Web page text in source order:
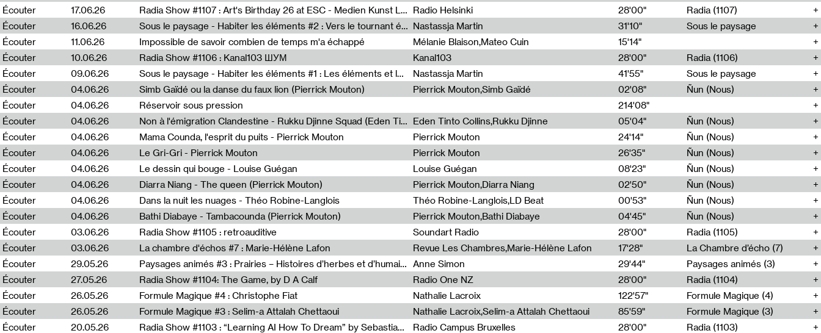
Écouter
17.06.26 Radia Show #1107 : Art's Birthday 26 at ESC - Medien Kunst Labor Radio Helsinki 28'00"
Radia (1107)
Écouter
16.06.26 Sous le paysage - Habiter les éléments #2 : Vers le tournant élémentaire Nastassja Martin 31'10"
Sous le paysage
Écouter
11.06.26 Impossible de savoir combien de temps m'a échappé Mélanie Blaison,Mateo Cuin
15'14"
Écouter
10.06.26 Radia Show #1106 : Kanal103 ШУМ Kanal103 28'00"
Radia (1106)
Écouter
09.06.26 Sous le paysage - Habiter les éléments #1 : Les éléments et les débordements du vivant Nastassja Martin 41'55"
Sous le paysage
Écouter
04.06.26 Simb Gaïdé ou la danse du faux lion (Pierrick Mouton) Pierrick Mouton,Simb Gaïdé 02'08"
Ñun (Nous)
Écouter
04.06.26 Réservoir sous pression
214'08"
Écouter
04.06.26 Non à l'émigration Clandestine - Rukku Djinne Squad (Eden Tinto Collins) Eden Tinto Collins,Rukku Djinne 05'04"
Ñun (Nous)
Écouter
04.06.26 Mama Counda, l'esprit du puits - Pierrick Mouton Pierrick Mouton 24'14"
Ñun (Nous)
Écouter
04.06.26 Le Gri-Gri - Pierrick Mouton Pierrick Mouton 26'35"
Ñun (Nous)
Écouter
04.06.26 Le dessin qui bouge - Louise Guégan Louise Guégan 08'23"
Ñun (Nous)
Écouter
04.06.26 Diarra Niang - The queen (Pierrick Mouton) Pierrick Mouton,Diarra Niang 02'50"
Ñun (Nous)
Écouter
04.06.26 Dans la nuit les nuages - Théo Robine-Langlois Théo Robine-Langlois,LD Beat 00'53"
Ñun (Nous)
Écouter
04.06.26 Bathi Diabaye - Tambacounda (Pierrick Mouton) Pierrick Mouton,Bathi Diabaye 04'45"
Ñun (Nous)
Écouter
03.06.26 Radia Show #1105 : retroauditive Soundart Radio 28'00"
Radia (1105)
Écouter
03.06.26 La chambre d'échos #7 : Marie-Hélène Lafon Revue Les Chambres,Marie-Hélène Lafon 17'28"
La Chambre d’écho (7)
Écouter
29.05.26 Paysages animés #3 : Prairies – Histoires d’herbes et d’humains Anne Simon 29'44"
Paysages animés (3)
Écouter
27.05.26 Radia Show #1104: The Game, by D A Calf Radio One NZ 28'00"
Radia (1104)
Écouter
26.05.26 Formule Magique #4 : Christophe Fiat Nathalie Lacroix 122'57"
Formule Magique (4)
Écouter
26.05.26 Formule Magique #3 : Selim-a Attalah Chettaoui Nathalie Lacroix,Selim-a Attalah Chettaoui 85'59"
Formule Magique (3)
Écouter
20.05.26 Radia Show #1103 : “Learning AI How To Dream” by Sebastian Dingens (Radio Campus Bruxelles) Radio Campus Bruxelles 28'00"
Radia (1103)